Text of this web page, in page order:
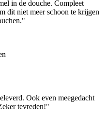
in de douche. Compleet
dit niet meer schoon te krijgen
"
Ook even meegedacht
tevreden!"